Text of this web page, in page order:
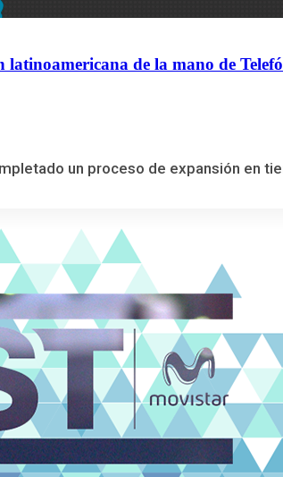
latinoamericana de la mano de
un proceso de expansión en